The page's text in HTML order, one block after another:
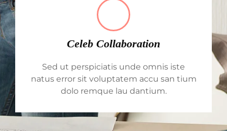
Celeb Collaboration
Sed ut perspiciatis unde omnis iste
natus error sit voluptatem accu san tium
dolo remque lau dantium.